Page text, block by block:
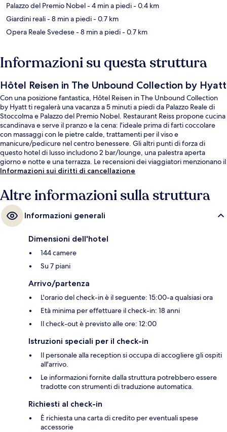
Palazzo del Premio Nobel- 4 min a piedi- 0.4 km
Giardini reali- 8 min a piedi- 0.7 km
Opera Reale Svedese- 8 min a piedi- 0.7 km
Informazioni su questa struttura
Hôtel Reisen in The Unbound Collection by Hyatt
Con una posizione fantastica, Hôtel Reisen in The Unbound Collection
by Hyatt ti regalerà una vacanza a 5 minuti a piedi da Palazzo Reale di
Stoccolma e Palazzo del Premio Nobel. Restaurant Reiss propone cucina
scandinava e serve il pranzo e la cena: l'ideale prima di farti coccolare
con massaggi con le pietre calde, trattamenti per il viso e
manicure/pedicure nel centro benessere. Gli altri punti di forza di
questo hotel di lusso includono 2 bar/lounge, una palestra aperta
giorno e notte e una terrazza. Le recensioni dei viaggiatori menzionano il
personale gentile e la posizione invidiabile. Approfitta dei mezzi pubblici
Stoccolma-Kungsträdgården a 8 min a piedi.
Informazioni sui diritti di cancellazione
Altre informazioni sulla struttura
Informazioni generali
Dimensioni dell'hotel
144 camere
Su 7 piani
Arrivo/partenza
L'orario del check-in è il seguente: 15:00-a qualsiasi ora
Età minima per effettuare il check-in: 18 anni
Il check-out è previsto alle ore: 12:00
Istruzioni speciali per il check-in
Il personale alla reception si occupa di accogliere gli ospiti
all'arrivo.
Le informazioni fornite dalla struttura potrebbero essere
tradotte con strumenti di traduzione automatica.
Richiesti al check-in
È richiesta una carta di credito per eventuali spese
accessorie